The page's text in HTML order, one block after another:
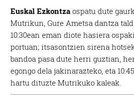
Euskal Ezkontza ospatu dute
Mutrikun, Gure Ametsa dantza
10:30ean eman diote hasiera
portuan; itsasontzien sirena
bandoa pasa dute herri guztian,
egongo dela jakinarazteko, eta
hartu dituzte Mutrikuko kaleak.